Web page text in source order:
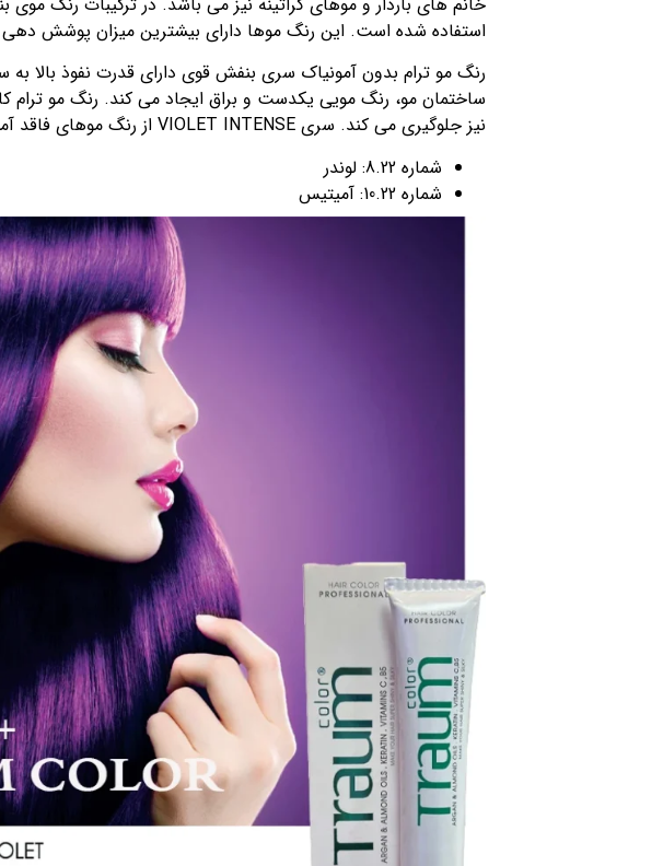
استفاده شده است. این رنگ موها دارای بیشترین میزان پوشش
رنگ مو ترام بدون آمونیاک سری بنفش قوی دارای قدرت نفوذ بالا
ساختمان مو، رنگ مویی یکدست و براق ایجاد می کند. رنگ مو ترام
نیز جلوگیری می کند. سری VIOLET INTENSE از رنگ موهای فاقد آمونیاک ترام شامل رنگ های زیر است:
شماره 8.22: لوندر
شماره 10.22: آمیتیس